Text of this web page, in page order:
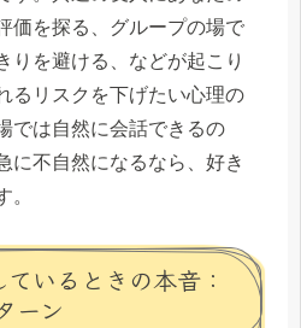
価を探る、グループの場で
りを避ける、などが起こり
るリスクを下げたい心理の
では自然に会話できるの
に不自然になるなら、好き
。
いるときの本音：
ーン